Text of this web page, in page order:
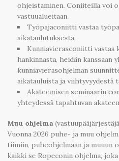
ohjeistaminen. Coniiteilla voi
vastuualueitaan.
Työpajaconiitti vastaa
aikataulutuksesta.
Kunniavierasconiitti vastaa
hankinnasta, heidän kanssaan
kunniavierasohjelman
aikatauluista ja viihtyvyydestä
Akateemisen seminaarin
yhteydessä tapahtuvan
Muu ohjelma
Vuonna 2026 puhe- ja muu
tiimiin, puheohjelmaan ja muuun
kaikki se Ropeconin ohjelma,